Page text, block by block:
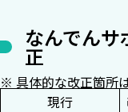
なんでん
正
※ 具体的な改正箇所
現行